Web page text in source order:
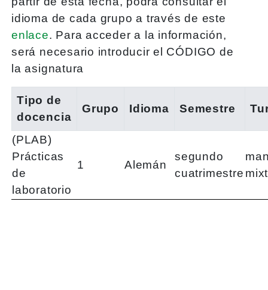
idioma de cada grupo a través de este
enlace. Para acceder a la información,
será necesario introducir el CÓDIGO de
la asignatura
Tipo de
docencia
Grupo Idioma Semestre
(PLAB)
Prácticas
de
laboratorio
1 Alemán
segundo
cuatrimestre